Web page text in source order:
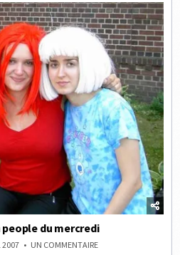
du mercredi
2007 UN COMMENTAIRESUR